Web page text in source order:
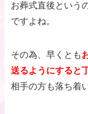
お葬式直後という
ですよね。
その為、早くとも
送るようにすると
相手の方も落ち着